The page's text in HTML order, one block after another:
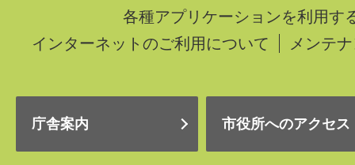
各種アプリケーションを利用す
インターネットのご利用について
メンテ
庁舎案内 市役所へのアクセス